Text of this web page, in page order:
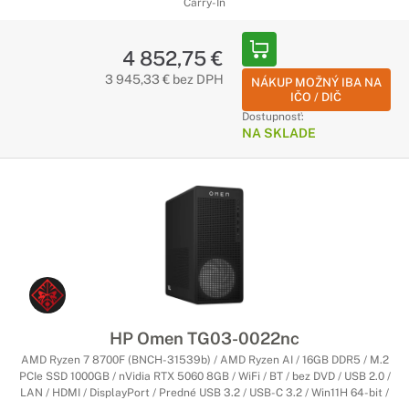
Carry-In
4 852,75 €
3 945,33 € bez DPH
NÁKUP MOŽNÝ IBA NA
IČO / DIČ
Dostupnosť:
NA SKLADE
HP Omen TG03-0022nc
AMD Ryzen 7 8700F (BNCH-31539b) / AMD Ryzen AI / 16GB DDR5 / M.2
PCIe SSD 1000GB / nVidia RTX 5060 8GB / WiFi / BT / bez DVD / USB 2.0 /
LAN / HDMI / DisplayPort / Predné USB 3.2 / USB-C 3.2 / Win11H 64-bit /